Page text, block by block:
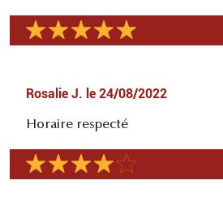
Rosalie J. le 24/08/2022
Horaire respecté